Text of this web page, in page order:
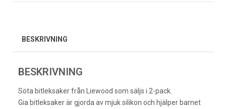
BESKRIVNING
BESKRIVNING
Söta bitleksaker från Liewood som säljs i 2-pack.
Gia bitleksaker är gjorda av mjuk silikon och hjälper barnet